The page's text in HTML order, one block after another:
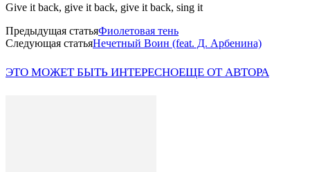
Give it back, give it back, give it back, sing it
Предыдущая статьяФиолетовая тень
Следующая статьяНечетный Воин (feat. Д. Арбенина)
ЭТО МОЖЕТ БЫТЬ ИНТЕРЕСНОЕЩЕ ОТ АВТОРА